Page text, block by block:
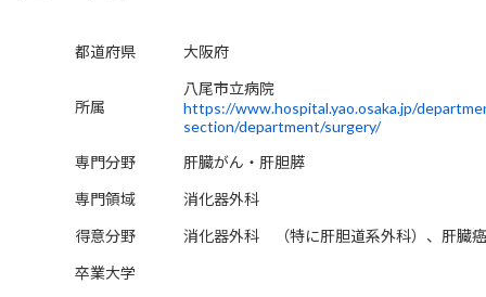
都道府県 大阪府
所属
八尾市立病院
https://www.hospital.yao.osaka.jp/
section/department/surgery/
専門分野
肝臓がん・肝胆膵
専門領域
消化器外科
得意分野
消化器外科 （特に肝胆道系外科）、肝臓癌
卒業大学